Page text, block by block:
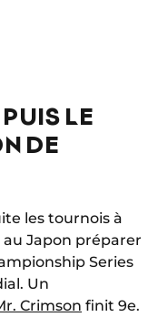
LE
DE
les tournois à
au Japon préparer
Series
Un
Crimson finit 9e.